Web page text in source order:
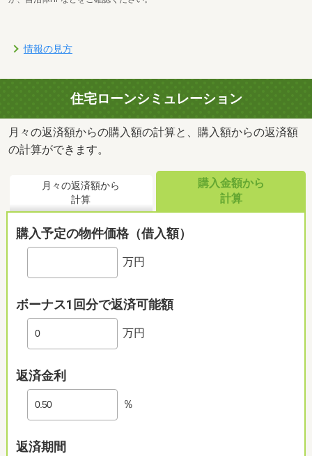
情報の見方
住宅ローンシミュレーション
月々の返済額からの購入額の計算と、購入額からの返済額
の計算ができます。
月々の返済額から
計算
購入金額から
計算
購入予定の物件価格（借入額）
万円
ボーナス1回分で返済可能額
万円
返済金利
％
返済期間